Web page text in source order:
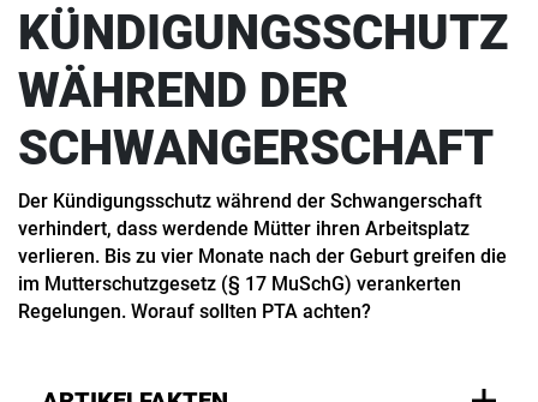
KÜNDIGUNGSSCHUTZ
WÄHREND DER
SCHWANGERSCHAFT
Der Kündigungsschutz während der Schwangerschaft
verhindert, dass werdende Mütter ihren Arbeitsplatz
verlieren. Bis zu vier Monate nach der Geburt greifen die
im Mutterschutzgesetz (§ 17 MuSchG) verankerten
Regelungen. Worauf sollten PTA achten?